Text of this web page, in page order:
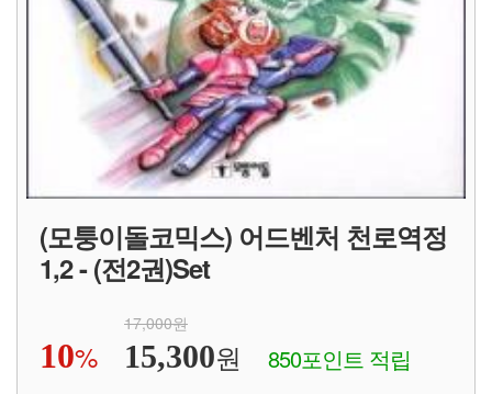
(모퉁이돌코믹스) 어드벤처 천로역정
1,2 - (전2권)Set
10%
17,000원
15,300원 850포인트 적립